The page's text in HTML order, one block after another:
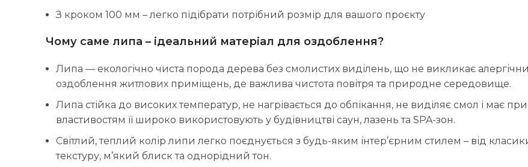
З кроком 100 мм – легко підібрати потрібний розмір для вашого проєкту
Чому саме липа – ідеальний матеріал для оздоблення?
Липа — екологічно чиста порода дерева без смолистих виділень, що не викликає
оздоблення житлових приміщень, де важлива чистота повітря та природне середовище.
Липа стійка до високих температур, не нагрівається до обпікання, не виділяє смол і має
властивостям її широко використовують у будівництві саун, лазень та SPA-зон.
Світлий, теплий колір липи легко поєднується з будь-яким інтер’єрним стилем – від
текстуру, м’який блиск та однорідний тон.